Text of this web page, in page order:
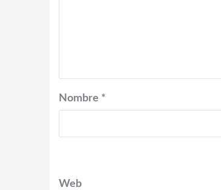
Nombre *
Web